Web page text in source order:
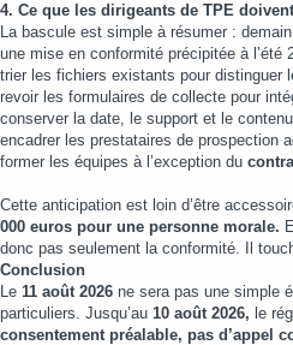
4. Ce que les dirigeants de TPE
La bascule est simple à résumer :
une mise en conformité précipitée à
trier les fichiers existants pour distinguer
revoir les formulaires de collecte pour
conserver la date, le support et le
encadrer les prestataires de prospection
former les équipes à l’exception du
Cette anticipation est loin d’être
000 euros pour une personne morale.
donc pas seulement la conformité. Il
Conclusion
Le 11 août 2026 ne sera pas une simple
particuliers. Jusqu’au 10 août 2026, le
consentement préalable, pas d’appel